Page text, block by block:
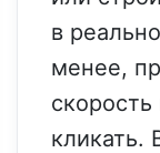
в
менее,